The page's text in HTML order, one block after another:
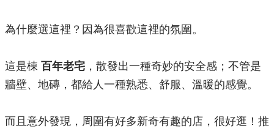
為什麼選這裡？因為很喜歡這裡的氛圍。
這是棟 百年老宅 ，散發出一種奇妙的安全感；不管是
牆壁、地磚，都給人一種熟悉、舒服、溫暖的感覺。
而且意外發現，周圍有好多新奇有趣的店，很好逛！推